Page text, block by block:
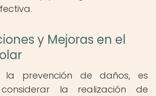
y Mejoras en el
la prevención de daños, es
la realización de